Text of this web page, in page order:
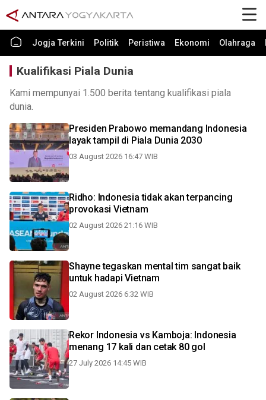
Jogja Terkini Politik Peristiwa Ekonomi Olahraga
Kualifikasi Piala Dunia
Kami mempunyai 1.500 berita tentang kualifikasi piala
dunia.
Presiden Prabowo memandang Indonesia
layak tampil di Piala Dunia 2030
03 August 2026 16:47 WIB
Ridho: Indonesia tidak akan terpancing
provokasi Vietnam
02 August 2026 21:16 WIB
Shayne tegaskan mental tim sangat baik
untuk hadapi Vietnam
02 August 2026 6:32 WIB
Rekor Indonesia vs Kamboja: Indonesia
menang 17 kali dan cetak 80 gol
27 July 2026 14:45 WIB